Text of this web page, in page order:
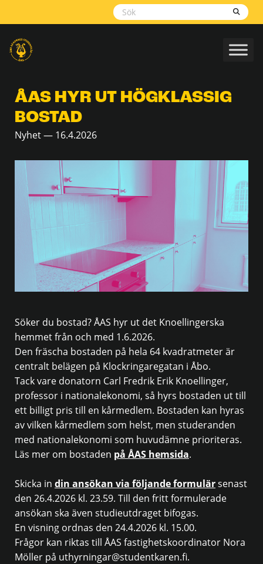
ÅAS HYR UT HÖGKLASSIG
BOSTAD
Nyhet — 16.4.2026
Söker du bostad? ÅAS hyr ut det Knoellingerska
hemmet från och med 1.6.2026.
Den fräscha bostaden på hela 64 kvadratmeter är
centralt belägen på Klockringaregatan i Åbo.
Tack vare donatorn Carl Fredrik Erik Knoellinger,
professor i nationalekonomi, så hyrs bostaden ut till
ett billigt pris till en kårmedlem. Bostaden kan hyras
av vilken kårmedlem som helst, men studeranden
med nationalekonomi som huvudämne prioriteras.
Läs mer om bostaden på ÅAS hemsida.
Skicka in din ansökan via följande formulärsenast
den 26.4.2026 kl. 23.59. Till den fritt formulerade
ansökan ska även studieutdraget bifogas.
En visning ordnas den 24.4.2026 kl. 15.00.
Frågor kan riktas till ÅAS fastighetskoordinator Nora
Möller på uthyrningar@studentkaren.fi.